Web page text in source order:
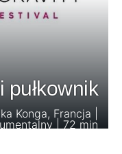
pułkownik
Konga, Francja |
| 72 min